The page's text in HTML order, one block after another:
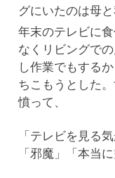
グにいたのは母
年末のテレビに
なくリビングで
し作業でもする
ちこもうとした
憤って、
「テレビを見る
「邪魔」「本当